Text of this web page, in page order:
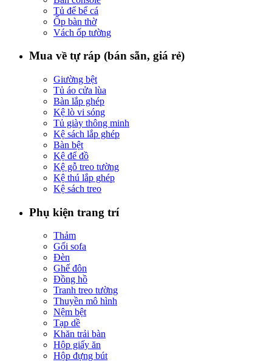
Tủ để bể cá
Ốp bàn thờ
Vách ốp tường
Mua về tự ráp (bán sẵn, giá rẻ)
Giường bệt
Tủ áo cửa lùa
Bàn lắp ghép
Kệ lò vi sóng
Tủ giày thông minh
Kệ sách lắp ghép
Bàn bệt
Kệ để đồ
Kệ gỗ treo tường
Kệ thú lắp ghép
Kệ sách treo
Phụ kiện trang trí
Thảm
Gối sofa
Đèn
Ghế đôn
Đồng hồ
Tranh treo tường
Thuyền mô hình
Nệm bệt
Tạp dề
Khăn trải bàn
Hộp giấy ăn
Hộp đựng bút